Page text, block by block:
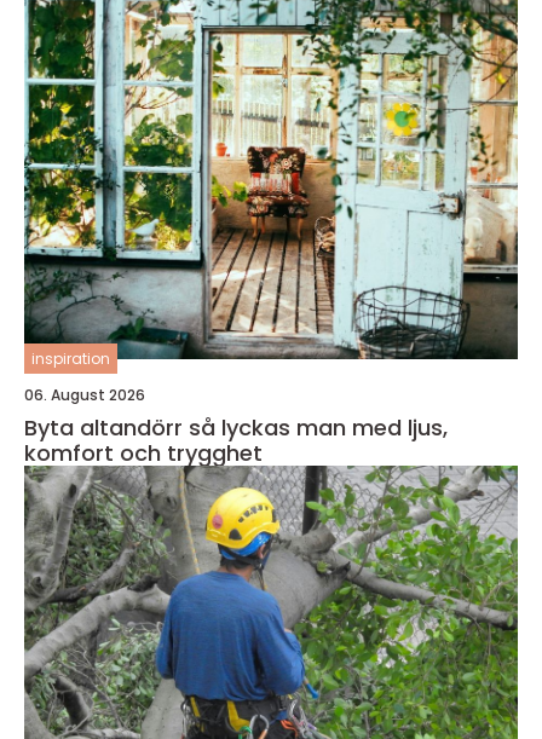
inspiration
06. August 2026
Byta altandörr så lyckas man med ljus,
komfort och trygghet